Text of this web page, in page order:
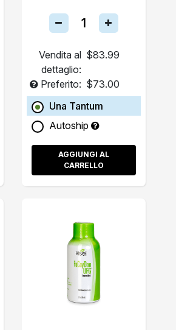
Vendita al
dettaglio:
$83.99
Preferito: $73.00
Una Tantum
Autoship
AGGIUNGI AL
CARRELLO